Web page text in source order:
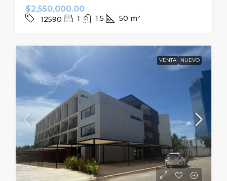
$2,550,000.00
12590 1 1.5 50 m²
VENTA NUEVO